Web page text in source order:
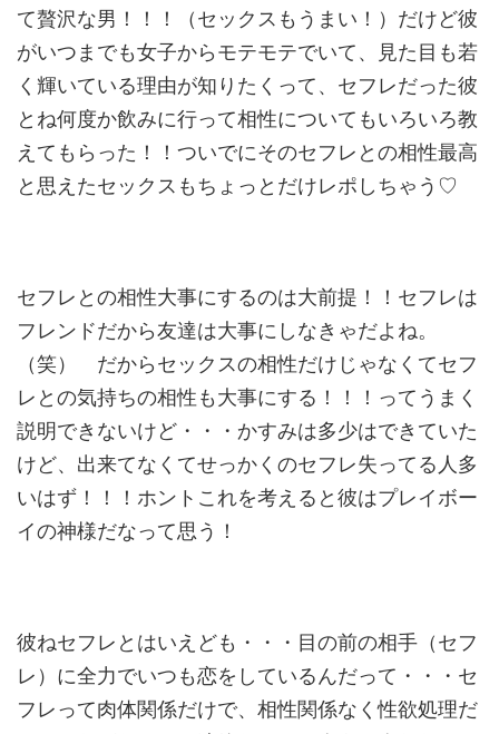
て贅沢な男！！！（セックスもうまい！）だけど彼
がいつまでも女子からモテモテでいて、見た目も若
く輝いている理由が知りたくって、セフレだった彼
とね何度か飲みに行って相性についてもいろいろ教
えてもらった！！ついでにそのセフレとの相性最高
と思えたセックスもちょっとだけレポしちゃう♡
セフレとの相性大事にするのは大前提！！セフレは
フレンドだから友達は大事にしなきゃだよね。
（笑） だからセックスの相性だけじゃなくてセフ
レとの気持ちの相性も大事にする！！！ってうまく
説明できないけど・・・かすみは多少はできていた
けど、出来てなくてせっかくのセフレ失ってる人多
いはず！！！ホントこれを考えると彼はプレイボー
イの神様だなって思う！
彼ねセフレとはいえども・・・目の前の相手（セフ
レ）に全力でいつも恋をしているんだって・・・セ
フレって肉体関係だけで、相性関係なく性欲処理だ